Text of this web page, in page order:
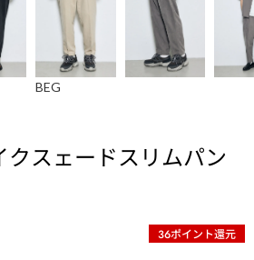
BEG
スェードスリムパン
36ポイント還元